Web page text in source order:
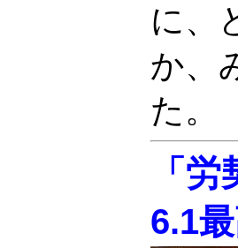
に、
か、
た。
「
6.1